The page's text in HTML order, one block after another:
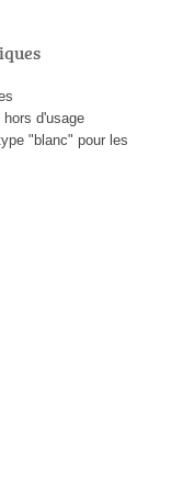
d'usage
"blanc" pour les